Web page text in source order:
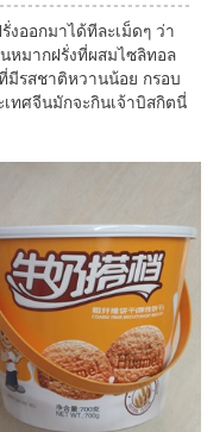
ออกมาได้ทีละเม็ดๆ ว่า
หมากฝรั่งที่ผสมไซลิทอล
รสชาติหวานน้อย กรอบ
ทศจีนมักจะกินเจ้าบิสกิตนี่